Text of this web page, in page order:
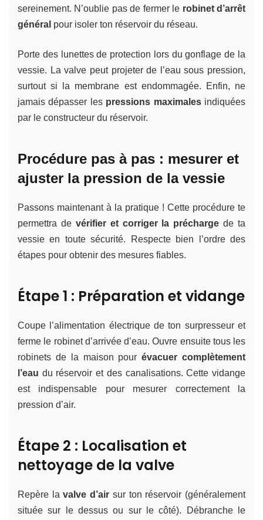
sereinement. N’oublie pas de fermer le robinet d’arrêt
général pour isoler ton réservoir du réseau.
Porte des lunettes de protection lors du gonflage de la
vessie. La valve peut projeter de l’eau sous pression,
surtout si la membrane est endommagée. Enfin, ne
jamais dépasser les pressions maximalesindiquées
par le constructeur du réservoir.
Procédure pas à pas : mesurer et
ajuster la pression de la vessie
Passons maintenant à la pratique ! Cette procédure te
permettra de vérifier et corriger la précharge de ta
vessie en toute sécurité. Respecte bien l’ordre des
étapes pour obtenir des mesures fiables.
Étape 1 : Préparation et vidange
Coupe l’alimentation électrique de ton surpresseur et
ferme le robinet d’arrivée d’eau. Ouvre ensuite tous les
robinets de la maison pourévacuer complètement
l’eau du réservoir et des canalisations. Cette vidange
est indispensable pour mesurer correctement la
pression d’air.
Étape 2 : Localisation et
nettoyage de la valve
Repère lavalve d’air sur ton réservoir (généralement
située sur le dessus ou sur le côté). Débranche le